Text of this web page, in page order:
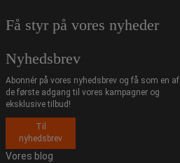
Få styr på vores nyheder
Nyhedsbrev
Abonnér på vores nyhedsbrev og få som en af
de første adgang til vores kampagner og
eksklusive tilbud!
Til
nyhedsbrev
Vores blog